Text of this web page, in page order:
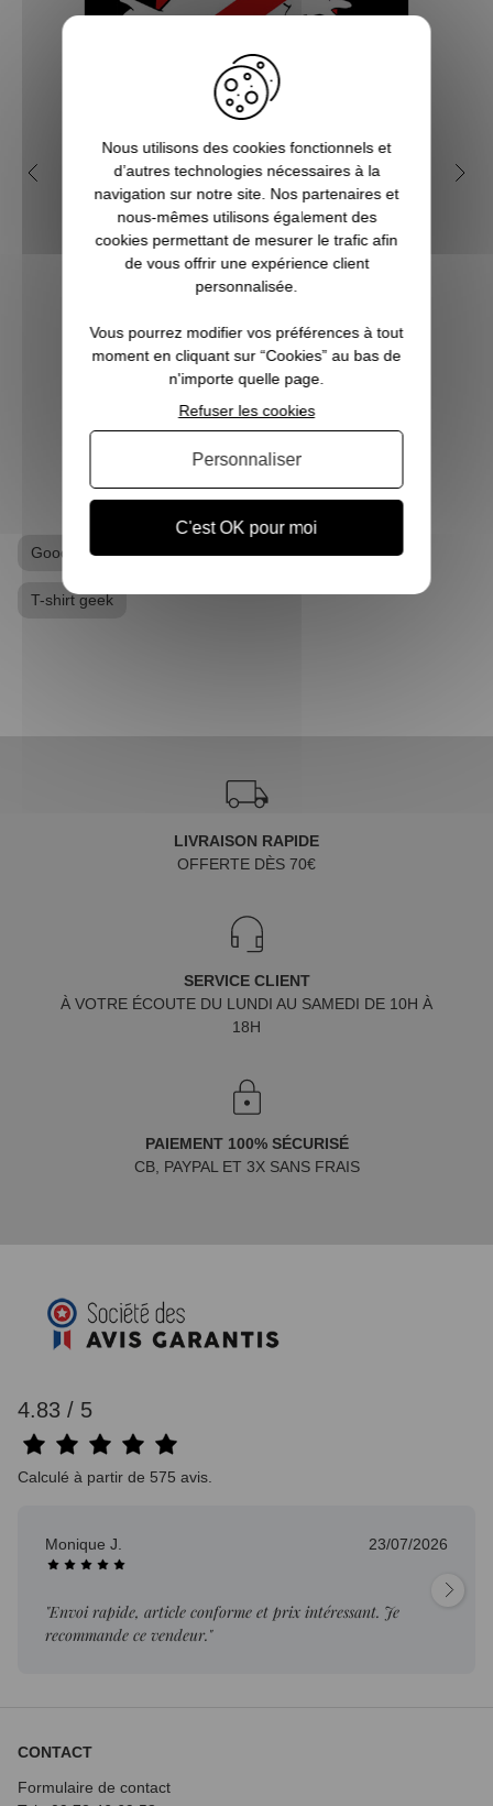
Pourquoi Ghostbusters est-il
un film culte ?
Sorti en salle en 1984, Ghostbusters, ou
SOS Fantômes en français, est vite
devenu un film culte. Dan Aykroyd et
s'octroyant deux des rôles principaux. Le
troisième chasseur de fantômes est in...
Goodies Ghostbusters T-shirt SOS fantômes
T-shirt geek
LIVRAISON RAPIDE
OFFERTE DÈS 70€
SERVICE CLIENT
À VOTRE ÉCOUTE DU LUNDI AU SAMEDI DE 10H À
18H
PAIEMENT 100% SÉCURISÉ
CB, PAYPAL ET 3X SANS FRAIS
4.83 / 5
Calculé à partir de 575 avis.
Monique J. 23/07/2026
"Envoi rapide, article conforme et prix intéressant. Je
recommande ce vendeur."
CONTACT
Formulaire de contact
Nous utilisons des cookies fonctionnels et
d’autres technologies nécessaires à la
navigation sur notre site. Nos partenaires et
nous-mêmes utilisons également des
cookies permettant de mesurer le trafic afin
de vous offrir une expérience client
personnalisée.
Vous pourrez modifier vos préférences à tout
moment en cliquant sur “Cookies” au bas de
n'importe quelle page.
C'est OK pour moi
Refuser les cookies
Personnaliser